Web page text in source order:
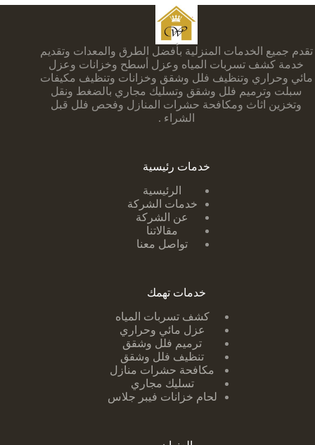
تقدم جميع الخدمات المنزلية بأفضل الطرق والمعدات وتقديم
خدمة كشف تسربات المياه وعزل أسطح وخزانات وعزل
مائي وحراري وتنظيف فلل وشقق وخزانات وتنظيف مكيفات
سبلت وترميم فلل وشقق وتسليك مجاري بالضغط ونقل
وتخزين اثاث ومكافحة حشرات المنازل وفحص فلل قبل
الشراء .
خدمات رئيسية
الرئيسية
خدمات الشركة
عن الشركة
مقالاتنا
تواصل معنا
خدمات تهمك
كشف تسربات ا لمياه
عزل مائي وحراري
ترميم فلل وشقق
تنظيف فلل وشقق
مكافحة حشرات منازل
تسليك مجاري
لحام خزانات فيبر جلاس